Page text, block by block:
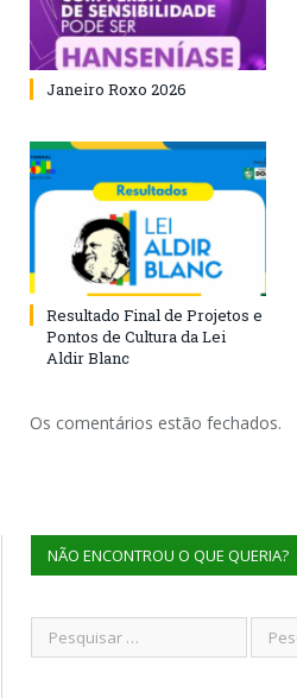
Janeiro Roxo 2026
Resultado Final de Projetos e
Pontos de Cultura da Lei
Aldir Blanc
Os comentários estão fechados.
NÃO ENCONTROU O QUE QUERIA?